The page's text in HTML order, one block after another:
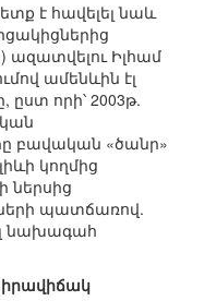
է հավելել նաև
ազատվելու Իլհամ
ամենևին էլ
որի՝ 2003թ.
բավական «ծանր»
կողմից
ներսից
պատճառով.
նախագահ